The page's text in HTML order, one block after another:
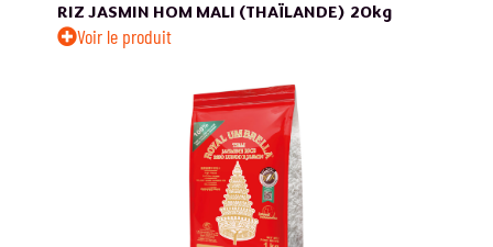
RIZ JASMIN HOM MALI (THAÏLANDE) 20kg
Voir le produit